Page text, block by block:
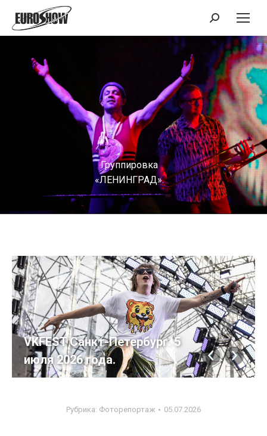
Поиск:
Группировка
«ЛЕНИНГРАД».
VKFEST Санкт-Петербург. 5
июля 2026 года.
Рубрика: Фоторепортаж 05.07.2026